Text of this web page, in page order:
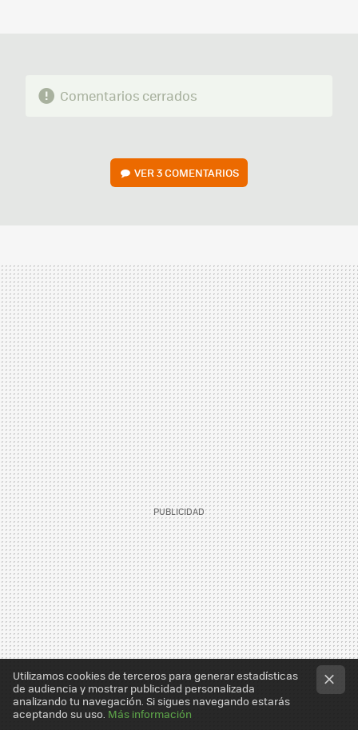
Comentarios cerrados
VER3 COMENTARIOS
Utilizamos cookies de terceros para generar estadísticas
de audiencia y mostrar publicidad personalizada
analizando tu navegación. Si sigues navegando estarás
aceptando su uso. Más información